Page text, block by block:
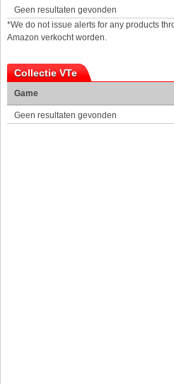
Geen resultaten gevonden
*We do not issue alerts for any products
Amazon verkocht worden.
Collectie VTe
Game
Geen resultaten gevonden